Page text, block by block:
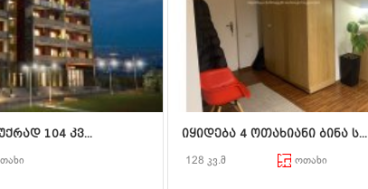
104 კვ... იყიდება 4 ოთახიანი ბინა ს...
128 კვ.მ ოთახი